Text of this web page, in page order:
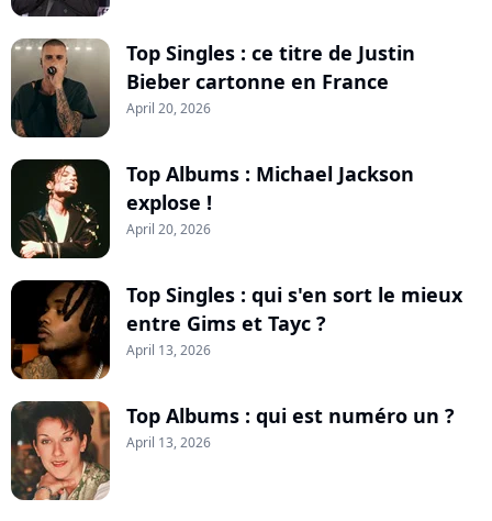
Top Singles : ce titre de Justin
Bieber cartonne en France
April 20, 2026
Top Albums : Michael Jackson
explose !
April 20, 2026
Top Singles : qui s'en sort le mieux
entre Gims et Tayc ?
April 13, 2026
Top Albums : qui est numéro un ?
April 13, 2026